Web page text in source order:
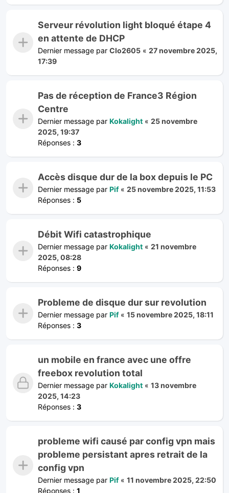
Serveur révolution light bloqué étape 4
en attente de DHCP
Dernier message par Clo2605 « 27 novembre 2025,
17:39
Pas de réception de France3 Région
Centre
Dernier message par Kokalight « 25 novembre
2025, 19:37
Réponses : 3
Accès disque dur de la box depuis le PC
Dernier message par Pif« 25 novembre 2025, 11:53
Réponses : 5
Débit Wifi catastrophique
Dernier message par Kokalight « 21 novembre
2025, 08:28
Réponses : 9
Probleme de disque dur sur revolution
Dernier message par Pif« 15 novembre 2025, 18:11
Réponses : 3
un mobile en france avec une offre
freebox revolution total
Dernier message par Kokalight « 13 novembre
2025, 14:23
Réponses : 3
probleme wifi causé par config vpn mais
probleme persistant apres retrait de la
config vpn
Dernier message par Pif« 11 novembre 2025, 22:50
Réponses : 1